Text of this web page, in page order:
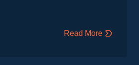
Read More